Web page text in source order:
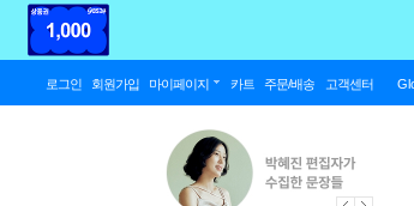
로그인 회원가입 마이페이지 카트 주문/배송 고객센터